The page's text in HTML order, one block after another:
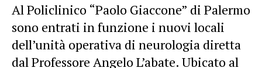
Al Policlinico “Paolo Giaccone” di Palermo
sono entrati in funzione i nuovi locali
dell’unità operativa di neurologia diretta
dal Professore Angelo L’abate. Ubicato al